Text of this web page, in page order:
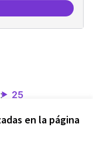
en la página
de DDHH i capa
25